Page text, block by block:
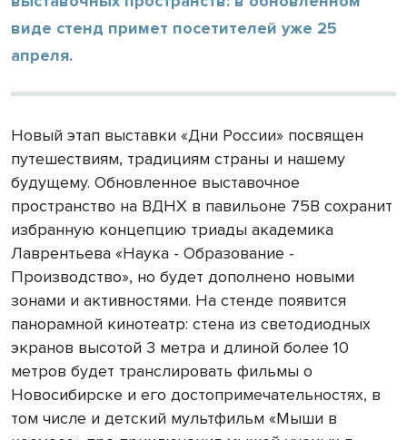
виде стенд примет посетителей уже 25
апреля.
Новый этап выставки «Дни России» посвящен
путешествиям, традициям страны и нашему
будущему. Обновленное выставочное
пространство на ВДНХ в павильоне 75B сохранит
избранную концепцию триады академика
Лаврентьева «Наука - Образование -
Производство», но будет дополнено новыми
зонами и активностями. На стенде появится
панорамной кинотеатр: стена из светодиодных
экранов высотой 3 метра и длиной более 10
метров будет транслировать фильмы о
Новосибирске и его достопримечательностях, в
том числе и детский мультфильм «Мыши в